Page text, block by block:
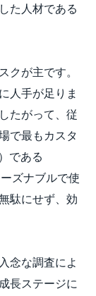
た人材である
クが主です。
人手が足りま
たがって、従
で最もカスタ
である
ズナブルで使
駄にせず、効
念な調査によ
長ステージに